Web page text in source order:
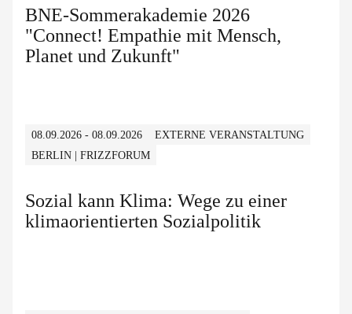
BNE-Sommerakademie 2026
"Connect! Empathie mit Mensch,
Planet und Zukunft"
08.09.2026 - 08.09.2026
EXTERNE VERANSTALTUNG
BERLIN | FRIZZFORUM
Sozial kann Klima: Wege zu einer
klimaorientierten Sozialpolitik